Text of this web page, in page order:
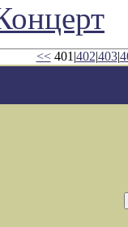
<<401|402|403|